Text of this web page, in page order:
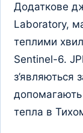
Додаткове
Laboratory,
теплими
Sentinel-6.
з’являються
допомагають
тепла в